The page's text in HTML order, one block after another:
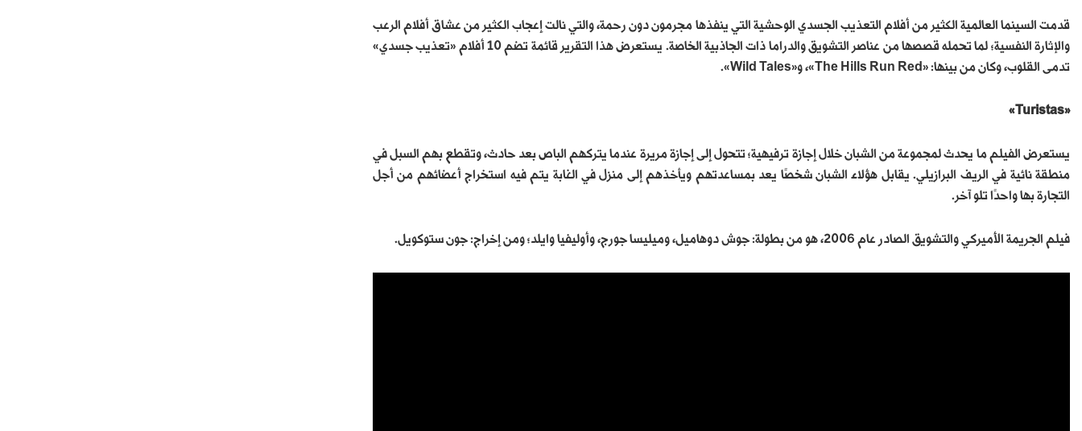
قدمت السينما العالمية الكثير من أفلام التعذيب الجسدي الوحشية التي ينفذها مجرمون دون رحمة، والتي نالت إعجاب الكثير من عشاق أفلام الرعب
والإثارة النفسية؛ لما تحمله قصصها من عناصر التشويق والدراما ذات الجاذبية الخاصة. يستعرض هذا التقرير قائمة تضم 10 أفلام «تعذيب جسدي»
تدمى القلوب، وكان من بينها: «The Hills Run Red»، و«Wild Tales».
«Turistas»
يستعرض الفيلم ما يحدث لمجموعة من الشبان خلال إجازة ترفيهية؛ تتحول إلى إجازة مريرة عندما يتركهم الباص بعد حادث، وتقطع بهم السبل في
منطقة نائية في الريف البرازيلي. يقابل هؤلاء الشبان شخصًا يعد بمساعدتهم ويأخذهم إلى منزل في الغابة يتم فيه استخراج أعضائهم من أجل
التجارة بها واحدًا تلو آخر.
فيلم الجريمة الأميركي والتشويق الصادر عام 2006، هو من بطولة: جوش دوهاميل، وميليسا جورج، وأوليفيا وايلد؛ ومن إخراج: جون ستوكويل.